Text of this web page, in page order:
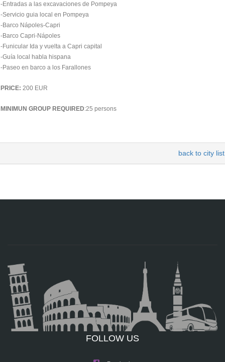
-Entradas a las excavaciones de Pompeya
-Servicio guia local en Pompeya
-Barco Nápoles-Capri
-Barco Capri-Nápoles
-Funicular Ida y vuelta a Capri capital
-Guía local habla hispana
-Paseo en barco a los Farallones
PRICE: 200 EUR
MINIMUN GROUP REQUIRED:25 persons
back to city list
FOLLOW US